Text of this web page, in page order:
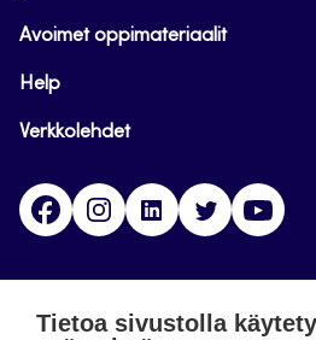
Avoimet oppimateriaalit
Help
Verkkolehdet
FacebookInstagramLinkedinTwitter
Tietoa sivustolla